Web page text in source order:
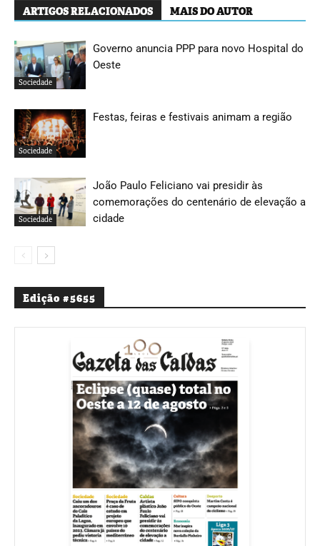
ARTIGOS RELACIONADOS MAIS DO AUTOR
Sociedade
Governo anuncia PPP para novo Hospital do
Oeste
Sociedade
Festas, feiras e festivais animam a região
Sociedade
João Paulo Feliciano vai presidir às
comemorações do centenário de elevação a
cidade
Edição #5655